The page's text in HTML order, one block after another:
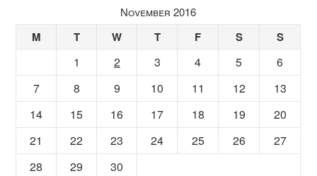
November 2016
M T W T F S S
1 2 3 4 5
6
7
8 9 10 11 12
13
14
15 16 17 18 19
20
21
22 23 24 25 26
27
28
29 30